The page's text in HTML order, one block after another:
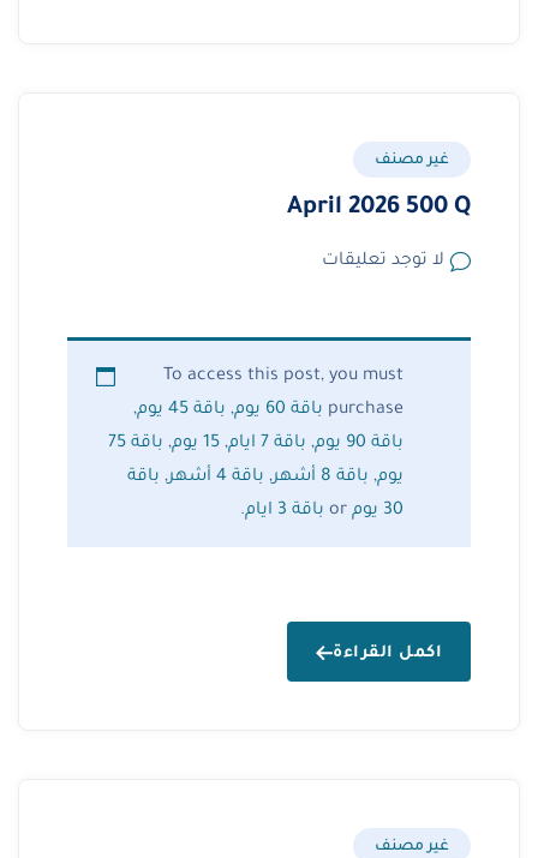
غير مصنف
April 2026 500 Q
لا توجد تعليقات
To access this post, you must
purchase باقة 60 يوم , باقة 45 يوم
,
باقة 90 يوم
, باقة 7 ايام , 15 يوم ,
باقة 75
يوم, باقة 8 أشهر , باقة 4 أشهر , باقة
30 يوم
باقة 3 ايام .
اكمل القراءة
غير مصنف